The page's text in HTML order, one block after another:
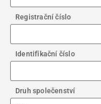
Registrační číslo
Identifikační číslo
Druh společenství